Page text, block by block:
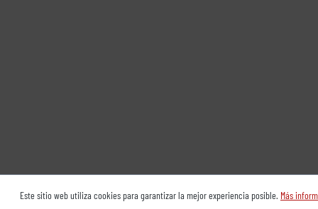
Este sitio web utiliza cookies para garantizar la mejor experiencia posible. Más